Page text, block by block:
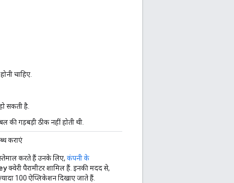
चाहिए.
सकती है.
की गड़बड़ी ठीक नहीं होती थी.
कराएं
करते हैं उनके लिए, कंपनी के
क्वेरी पैरामीटर शामिल हैं. इनकी मदद से,
100 ऐप्लिकेशन दिखाए जाते हैं.